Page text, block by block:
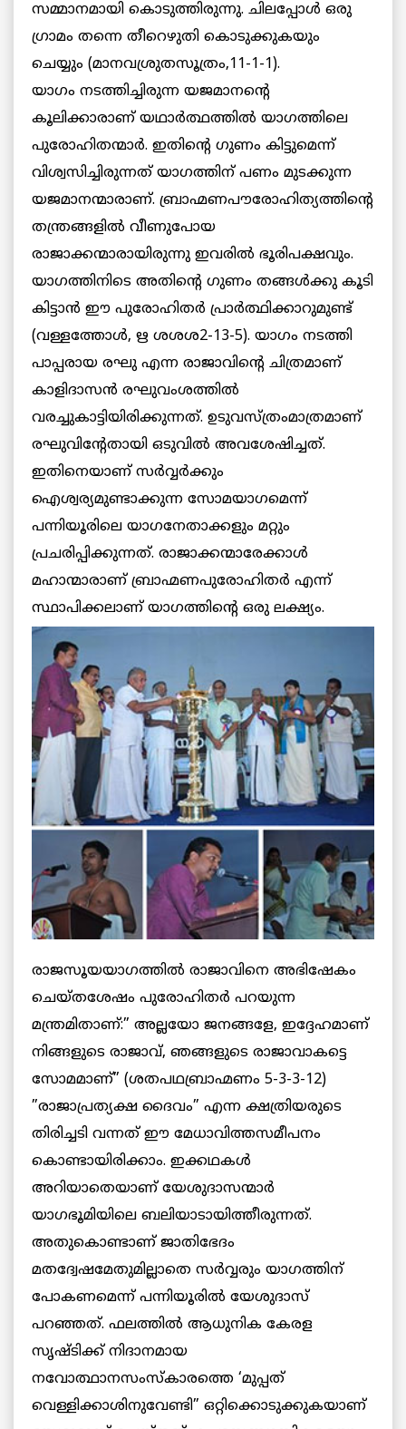
സമ്മാനമായി കൊടുത്തിരുന്നു. ചിലപ്പോള്‍ ഒരു
ഗ്രാമം തന്നെ തീറെഴുതി കൊടുക്കുകയും
ചെയ്യും (മാനവശ്രുതസൂത്രം,11-1-1).
യാഗം നടത്തിച്ചിരുന്ന യജമാനന്റെ
കൂലിക്കാരാണ് യഥാര്‍ത്ഥത്തില്‍ യാഗത്തിലെ
പുരോഹിതന്മാര്‍. ഇതിന്റെ ഗുണം കിട്ടുമെന്ന്
വിശ്വസിച്ചിരുന്നത് യാഗത്തിന് പണം മുടക്കുന്ന
യജമാനന്മാരാണ്. ബ്രാഹ്മണപൗരോഹിത്യത്തിന്റെ
തന്ത്രങ്ങളില്‍ വീണുപോയ
രാജാക്കന്മാരായിരുന്നു ഇവരില്‍ ഭൂരിപക്ഷവും.
യാഗത്തിനിടെ അതിന്റെ ഗുണം തങ്ങള്‍ക്കു കൂടി
കിട്ടാന്‍ ഈ പുരോഹിതര്‍ പ്രാര്‍ത്ഥിക്കാറുമുണ്ട്
(വള്ളത്തോള്‍, ഋ ശശശ2-13-5). യാഗം നടത്തി
പാപ്പരായ രഘു എന്ന രാജാവിന്റെ ചിത്രമാണ്
കാളിദാസന്‍ രഘുവംശത്തില്‍
വരച്ചുകാട്ടിയിരിക്കുന്നത്. ഉടുവസ്ത്രംമാത്രമാണ്
രഘുവിന്റേതായി ഒടുവില്‍ അവശേഷിച്ചത്.
ഇതിനെയാണ് സര്‍വ്വര്‍ക്കും
ഐശ്വര്യമുണ്ടാക്കുന്ന സോമയാഗമെന്ന്
പന്നിയൂരിലെ യാഗനേതാക്കളും മറ്റും
പ്രചരിപ്പിക്കുന്നത്. രാജാക്കന്മാരേക്കാള്‍
മഹാന്മാരാണ് ബ്രാഹ്മണപുരോഹിതര്‍ എന്ന്
സ്ഥാപിക്കലാണ് യാഗത്തിന്റെ ഒരു ലക്ഷ്യം.
രാജസൂയയാഗത്തില്‍ രാജാവിനെ അഭിഷേകം
ചെയ്തശേഷം പുരോഹിതര്‍ പറയുന്ന
മന്ത്രമിതാണ്:” അല്ലയോ ജനങ്ങളേ, ഇദ്ദേഹമാണ്
നിങ്ങളുടെ രാജാവ്, ഞങ്ങളുടെ രാജാവാകട്ടെ
സോമമാണ്” (ശതപഥബ്രാഹ്മണം 5-3-3-12)
”രാജാപ്രത്യക്ഷ ദൈവം” എന്ന ക്ഷത്രിയരുടെ
തിരിച്ചടി വന്നത് ഈ മേധാവിത്തസമീപനം
കൊണ്ടായിരിക്കാം. ഇക്കഥകള്‍
അറിയാതെയാണ് യേശുദാസന്മാര്‍
യാഗഭൂമിയിലെ ബലിയാടായിത്തീരുന്നത്.
അതുകൊണ്ടാണ് ജാതിഭേദം
മതദ്വേഷമേതുമില്ലാതെ സര്‍വ്വരും യാഗത്തിന്
പോകണമെന്ന് പന്നിയൂരില്‍ യേശുദാസ്
പറഞ്ഞത്. ഫലത്തില്‍ ആധുനിക കേരള
സൃഷ്ടിക്ക് നിദാനമായ
നവോത്ഥാനസംസ്‌കാരത്തെ ‘മുപ്പത്
വെള്ളിക്കാശിനുവേണ്ടി” ഒറ്റിക്കൊടുക്കുകയാണ്